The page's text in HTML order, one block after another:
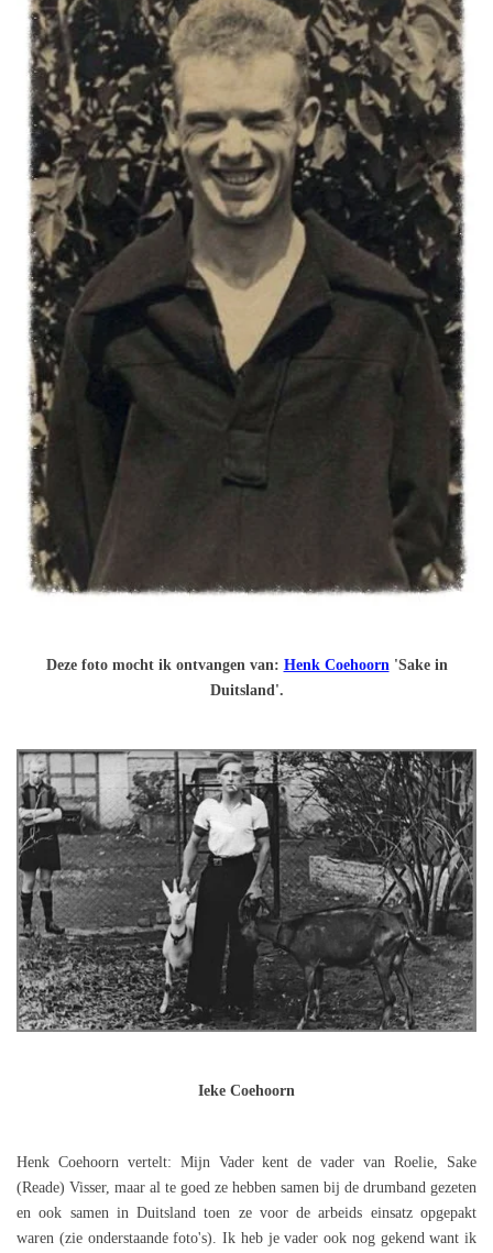
Deze foto mocht ik ontvangen van: Henk Coehoorn 'Sake in
Duitsland'.
Ieke Coehoorn
Henk Coehoorn vertelt: Mijn Vader kent de vader van Roelie, Sake
(Reade) Visser, maar al te goed ze hebben samen bij de drumband gezeten
en ook samen in Duitsland toen ze voor de arbeids einsatz opgepakt
waren (zie onderstaande foto's). Ik heb je vader ook nog gekend want ik